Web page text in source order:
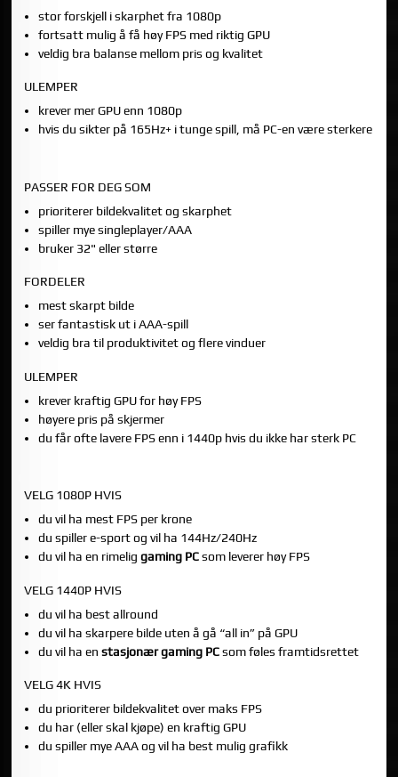
stor forskjell i skarphet fra 1080p
fortsatt mulig å få høy FPS med riktig GPU
veldig bra balanse mellom pris og kvalitet
ULEMPER
krever mer GPU enn 1080p
hvis du sikter på 165Hz+ i tunge spill, må PC-en være sterkere
PASSER FOR DEG SOM
prioriterer bildekvalitet og skarphet
spiller mye singleplayer/AAA
bruker 32" eller større
FORDELER
mest skarpt bilde
ser fantastisk ut i AAA-spill
veldig bra til produktivitet og flere vinduer
ULEMPER
krever kraftig GPU for høy FPS
høyere pris på skjermer
du får ofte lavere FPS enn i 1440p hvis du ikke har sterk PC
VELG 1080P HVIS
du vil ha mest FPS per krone
du spiller e-sport og vil ha 144Hz/240Hz
du vil ha en rimelig gaming PCsom leverer høy FPS
VELG 1440P HVIS
du vil ha best allround
du vil ha skarpere bilde uten å gå “all in” på GPU
du vil ha en stasjonær gaming PCsom føles framtidsrettet
VELG 4K HVIS
du prioriterer bildekvalitet over maks FPS
du har (eller skal kjøpe) en kraftig GPU
du spiller mye AAA og vil ha best mulig grafikk